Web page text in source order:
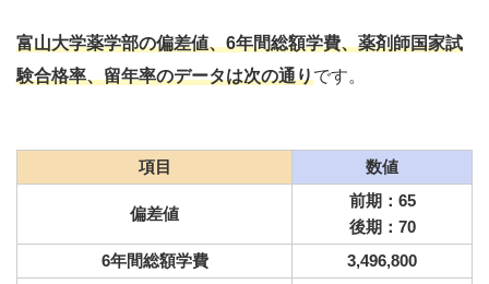
富山大学薬学部の偏差値、6年間総額学費、薬剤師国家試
験合格率、留年率のデータは次の通りです。
項目 数値
偏差値
前期：65
後期：70
6年間総額学費
3,496,800